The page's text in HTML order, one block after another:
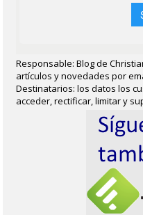
Responsable: Blog de
artículos y novedades por
Destinatarios: los datos los
acceder, rectificar, limitar y